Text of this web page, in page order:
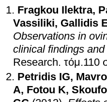
Fragkou Ilektra,
Vassiliki, Gallidis
Observations in
clinical findings
Research.
Petridis IG,
A, Fotou K,